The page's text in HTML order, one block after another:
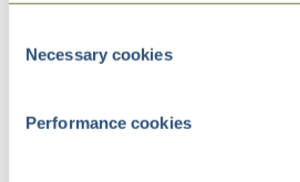
Selection
Necessary cookies
Performance cookies